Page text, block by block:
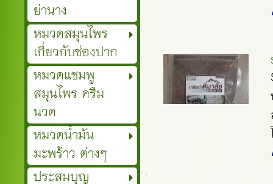
ย่านาง
หมวดสมุนไพร
เกี่ยวกับช่องปาก
หมวดแชมพู
สมุนไพร ครีม
นวด
หมวดน้ำมัน
มะพร้าว ต่างๆ
ประสมบุญ